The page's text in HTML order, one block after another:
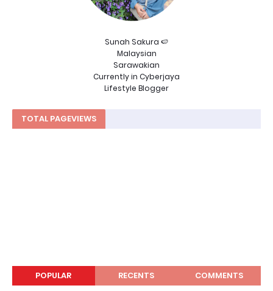
Sunah Sakura 🍉
Malaysian
Sarawakian
Currently in Cyberjaya
Lifestyle Blogger
TOTAL PAGEVIEWS
POPULAR RECENTS COMMENTS